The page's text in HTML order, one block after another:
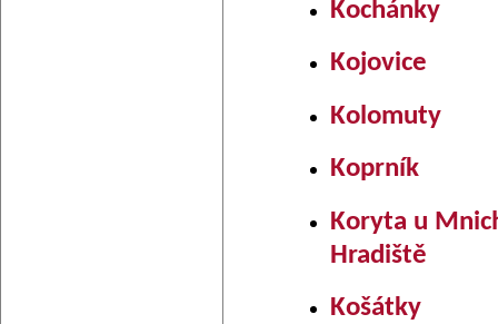
Kochánky
Kojovice
Kolomuty
Koprník
Koryta u
Hradiště
Košátky